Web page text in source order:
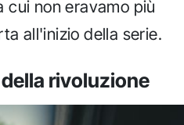
cui non eravamo più
all'inizio della serie.
rivoluzione